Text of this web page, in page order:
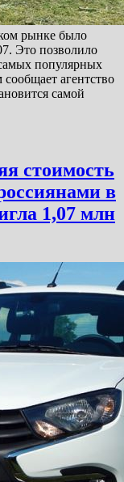
рынке было
Это позволило
популярных
агентство
самой
стоимость
в
1,07 млн